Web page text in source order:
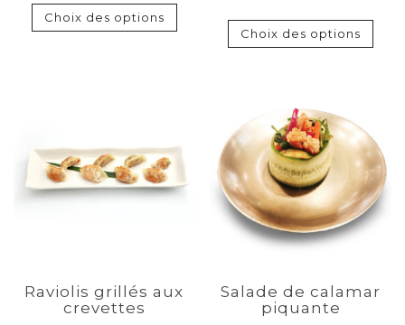
Choix des options
Choix des options
Raviolis grillés aux
crevettes
Salade de calamar
piquante